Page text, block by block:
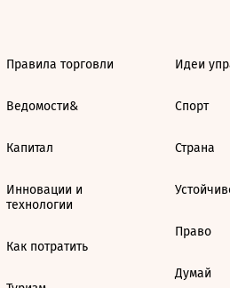
Правила торговли
Ведомости&
Капитал
Инновации и
технологии
Как потратить
Идеи
Спорт
Страна
Право
Думай